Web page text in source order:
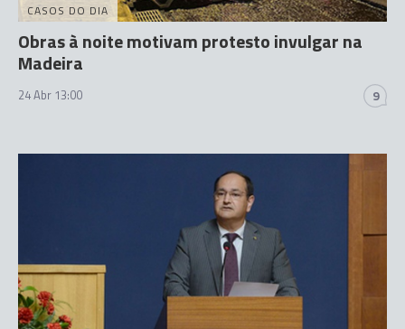
CASOS DO DIA
Obras à noite motivam protesto invulgar na
Madeira
24 Abr 13:00 9